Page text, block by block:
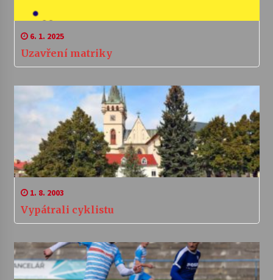
6. 1. 2025
Uzavření matriky
1. 8. 2003
Vypátrali cyklistu